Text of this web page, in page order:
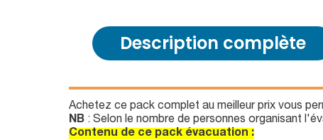
Description complète
Achetez ce pack complet au meilleur prix vous
NB : Selon le nombre de personnes organisant
Contenu de ce pack évacuation :